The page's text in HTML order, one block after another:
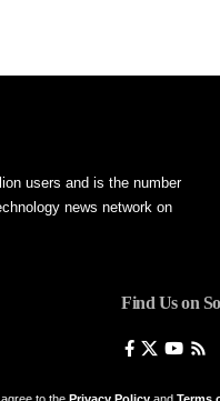
users and is the number
news network on
Find Us on